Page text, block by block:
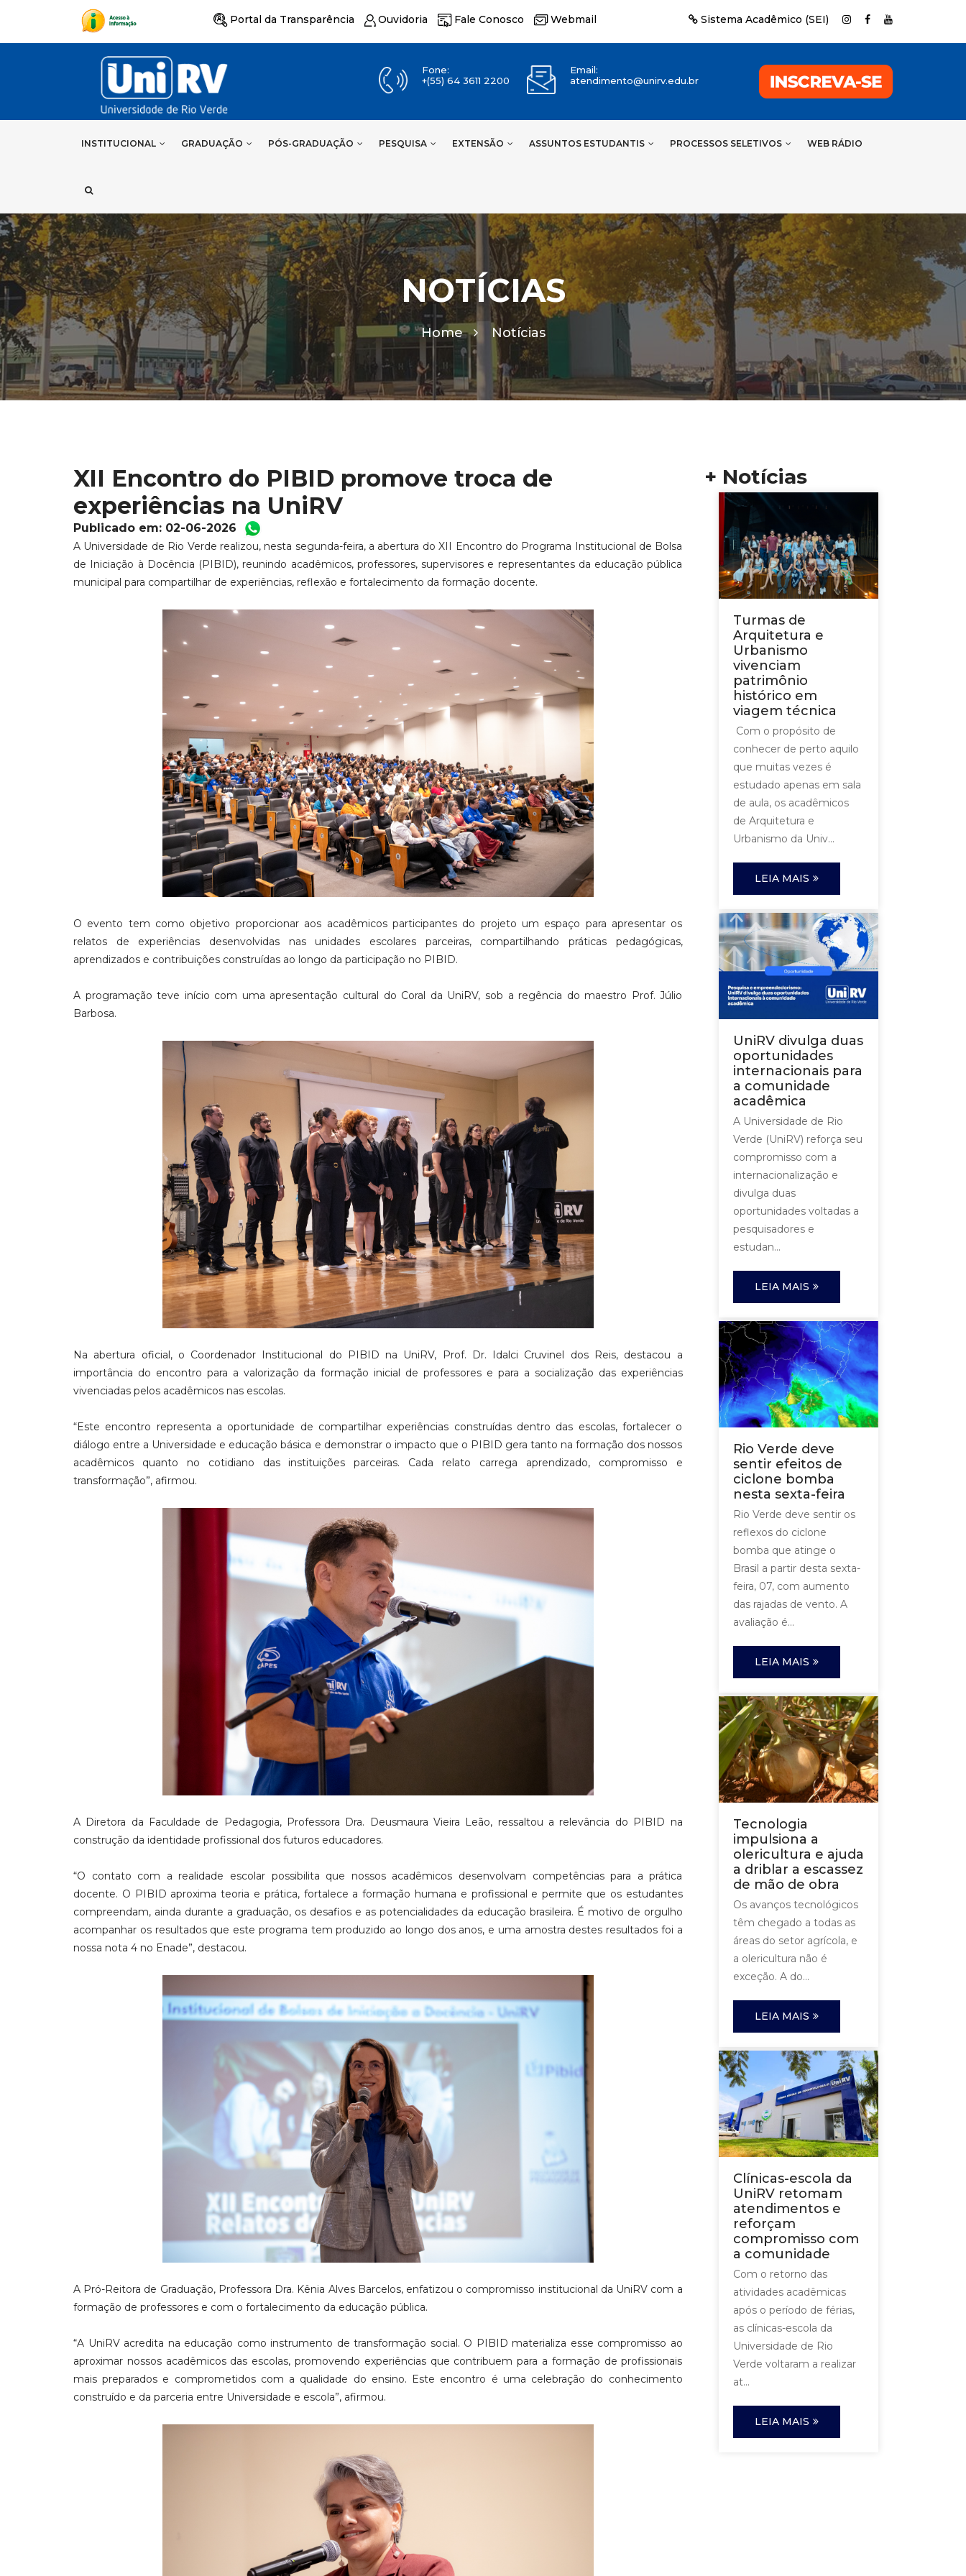
Portal da Transparência Ouvidoria Fale Conosco Webmail Sistema Acadêmico (SEI)
Fone:
+(55) 64 3611 2200
Email:
atendimento@unirv.edu.br
INSTITUCIONAL GRADUAÇÃO PÓS-GRADUAÇÃO PESQUISA EXTENSÃO ASSUNTOS ESTUDANTIS PROCESSOS SELETIVOS WEB RÁDIO
NOTÍCIAS
Home Notícias
XII Encontro do PIBID promove troca de
experiências na UniRV
Publicado em: 02-06-2026
A Universidade de Rio Verde realizou, nesta segunda-feira, a abertura do XII Encontro do Programa Institucional de Bolsa
de Iniciação à Docência (PIBID), reunindo acadêmicos, professores, supervisores e representantes da educação pública
municipal para compartilhar de experiências, reflexão e fortalecimento da formação docente.
O evento tem como objetivo proporcionar aos acadêmicos participantes do projeto um espaço para apresentar os
relatos de experiências desenvolvidas nas unidades escolares parceiras, compartilhando práticas pedagógicas,
aprendizados e contribuições construídas ao longo da participação no PIBID.
A programação teve início com uma apresentação cultural do Coral da UniRV, sob a regência do maestro Prof. Júlio
Barbosa.
Na abertura oficial, o Coordenador Institucional do PIBID na UniRV, Prof. Dr. Idalci Cruvinel dos Reis, destacou a
importância do encontro para a valorização da formação inicial de professores e para a socialização das experiências
vivenciadas pelos acadêmicos nas escolas.
“Este encontro representa a oportunidade de compartilhar experiências construídas dentro das escolas, fortalecer o
diálogo entre a Universidade e educação básica e demonstrar o impacto que o PIBID gera tanto na formação dos nossos
acadêmicos quanto no cotidiano das instituições parceiras. Cada relato carrega aprendizado, compromisso e
transformação”, afirmou.
A Diretora da Faculdade de Pedagogia, Professora Dra. Deusmaura Vieira Leão, ressaltou a relevância do PIBID na
construção da identidade profissional dos futuros educadores.
“O contato com a realidade escolar possibilita que nossos acadêmicos desenvolvam competências para a prática
docente. O PIBID aproxima teoria e prática, fortalece a formação humana e profissional e permite que os estudantes
compreendam, ainda durante a graduação, os desafios e as potencialidades da educação brasileira. É motivo de orgulho
acompanhar os resultados que este programa tem produzido ao longo dos anos, e uma amostra destes resultados foi a
nossa nota 4 no Enade”, destacou.
A Pró-Reitora de Graduação, Professora Dra. Kênia Alves Barcelos, enfatizou o compromisso institucional da UniRV com a
formação de professores e com o fortalecimento da educação pública.
“A UniRV acredita na educação como instrumento de transformação social. O PIBID materializa esse compromisso ao
aproximar nossos acadêmicos das escolas, promovendo experiências que contribuem para a formação de profissionais
mais preparados e comprometidos com a qualidade do ensino. Este encontro é uma celebração do conhecimento
construído e da parceria entre Universidade e escola”, afirmou.
+ Notícias
Turmas de
Arquitetura e
Urbanismo
vivenciam
patrimônio
histórico em
viagem técnica
Com o propósito de
conhecer de perto aquilo
que muitas vezes é
estudado apenas em sala
de aula, os acadêmicos
de Arquitetura e
Urbanismo da Univ...
LEIA MAIS
UniRV divulga duas
oportunidades
internacionais para
a comunidade
acadêmica
A Universidade de Rio
Verde (UniRV) reforça seu
compromisso com a
internacionalização e
divulga duas
oportunidades voltadas a
pesquisadores e
estudan...
LEIA MAIS
Rio Verde deve
sentir efeitos de
ciclone bomba
nesta sexta-feira
Rio Verde deve sentir os
reflexos do ciclone
bomba que atinge o
Brasil a partir desta sexta-
feira, 07, com aumento
das rajadas de vento. A
avaliação é...
LEIA MAIS
Tecnologia
impulsiona a
olericultura e ajuda
a driblar a escassez
de mão de obra
Os avanços tecnológicos
têm chegado a todas as
áreas do setor agrícola, e
a olericultura não é
exceção. A do...
LEIA MAIS
Clínicas-escola da
UniRV retomam
atendimentos e
reforçam
compromisso com
a comunidade
Com o retorno das
atividades acadêmicas
após o período de férias,
as clínicas-escola da
Universidade de Rio
Verde voltaram a realizar
at...
LEIA MAIS